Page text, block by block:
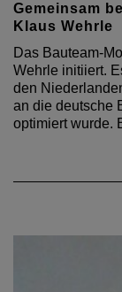
Gemeinsam
Klaus Wehrle
Das Bauteam-
Wehrle initiiert.
den
an die deutsche
optimiert wurde.